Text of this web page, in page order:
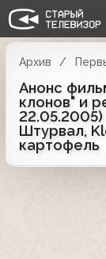
Архив
Анонс
клонов" и
22.05.2005)
Штурвал,
картофель